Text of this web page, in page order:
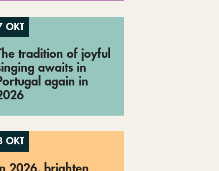
OKT
tradition of joyful
awaits in
again in
OKT
In 2026, brighten